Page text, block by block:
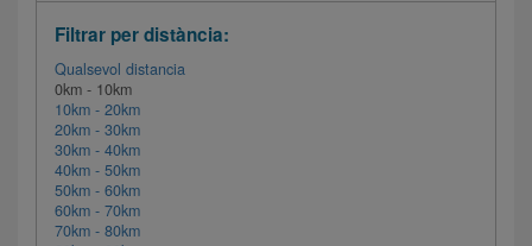
Filtrar per distància:
Qualsevol distancia
0km - 10km
10km - 20km
20km - 30km
30km - 40km
40km - 50km
50km - 60km
60km - 70km
70km - 80km